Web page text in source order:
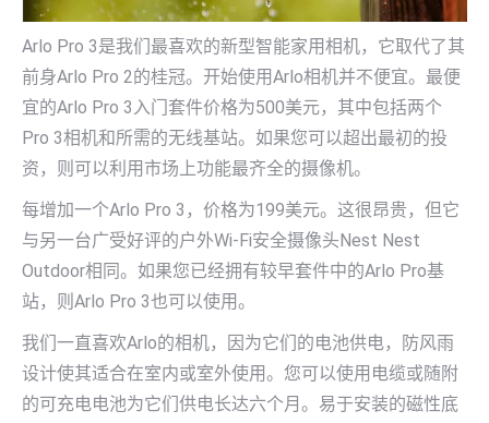
Arlo Pro 3是我们最喜欢的新型智能家用相机，它取代了其
前身Arlo Pro 2的桂冠。开始使用Arlo相机并不便宜。最便
宜的Arlo Pro 3入门套件价格为500美元，其中包括两个
Pro 3相机和所需的无线基站。如果您可以超出最初的投
资，则可以利用市场上功能最齐全的摄像机。
每增加一个Arlo Pro 3，价格为199美元。这很昂贵，但它
与另一台广受好评的户外Wi-Fi安全摄像头Nest Nest
Outdoor相同。如果您已经拥有较早套件中的Arlo Pro基
站，则Arlo Pro 3也可以使用。
我们一直喜欢Arlo的相机，因为它们的电池供电，防风雨
设计使其适合在室内或室外使用。您可以使用电缆或随附
的可充电电池为它们供电长达六个月。易于安装的磁性底